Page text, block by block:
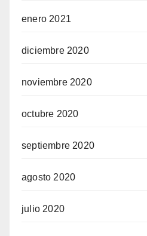
enero 2021
diciembre 2020
noviembre 2020
octubre 2020
septiembre 2020
agosto 2020
julio 2020